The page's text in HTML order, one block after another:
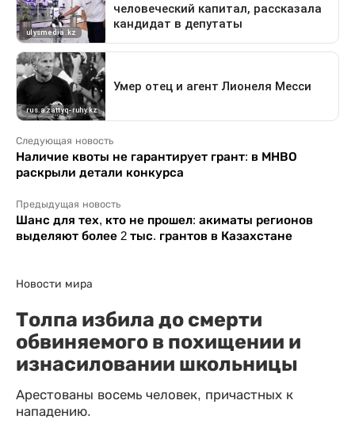
Следующая новость
Наличие квоты не гарантирует грант: в МНВО
раскрыли детали конкурса
Предыдущая новость
Шанс для тех, кто не прошел: акиматы регионов
выделяют более 2 тыс. грантов в Казахстане
Новости мира
Толпа избила до смерти
обвиняемого в похищении и
изнасиловании школьницы
Арестованы восемь человек, причастных к
нападению.